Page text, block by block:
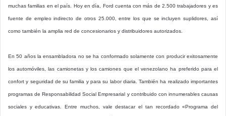
muchas familias en el país. Hoy en día, Ford cuenta con más de 2.500 trabajadores y es
fuente de empleo indirecto de otros 25.000, entre los que se incluyen suplidores, así
como también la amplia red de concesionarios y distribuidores autorizados.
En 50 años la ensambladora no se ha conformado solamente con producir exitosamente
los automóviles, las camionetas y los camiones que el venezolano ha preferido para el
confort y seguridad de su familia y para su labor diaria. También ha realizado importantes
programas de Responsabilidad Social Empresarial y contribuido con innumerables causas
sociales y educativas. Entre muchos, vale destacar el tan recordado «Programa del